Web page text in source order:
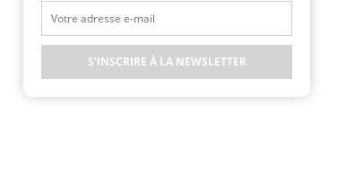
S'INSCRIRE À LA NEWSLETTER